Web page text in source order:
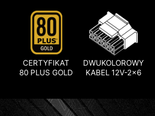
CERTYFIKAT
80 PLUS GOLD
DWUKOLOROWY
KABEL 12V-2x6